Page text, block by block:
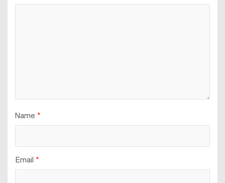
Name *
Email *